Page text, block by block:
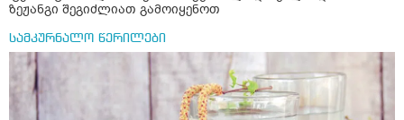
ზეჟანგი შეგიძლიათ გამოიყენოთ
სამკურნალო წერილები